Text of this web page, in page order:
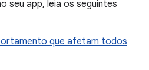
seu app, leia os seguintes
que afetam todos